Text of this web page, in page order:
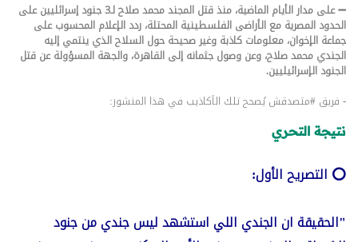
➖️ على مدار الأيام الماضية، منذ قتل المجند محمد صلاح لـ3 جنود إسرائليين على
الحدود المصرية مع الأراضى الفلسطينية المحتلة، ردد الإعلام المحسوب على
جماعة الإخوان، معلومات كاذبة وغير صحيحة حول السلاح الذي ينتمي إليه
الجندي محمد صلاح، وعن وصول جثمانه إلى القاهرة، والجهة المسؤولة عن قتل
الجنود الإسرائيليين.
- فريق #متصدقشيُصحح تلك الأكاذيب في هذا المنشور:
نتيجة التحري
⭕️ التصريح الأول:
"الحقيقة ان الجندي اللي استشهد ليس جندي من جنود